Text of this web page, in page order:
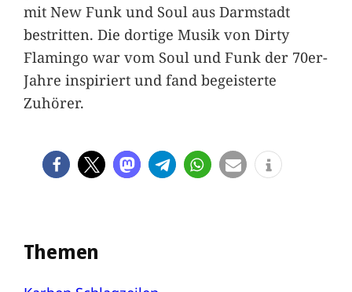
mit New Funk und Soul aus Darmstadt
bestritten. Die dortige Musik von Dirty
Flamingo war vom Soul und Funk der 70er-
Jahre inspiriert und fand begeisterte
Zuhörer.
Themen